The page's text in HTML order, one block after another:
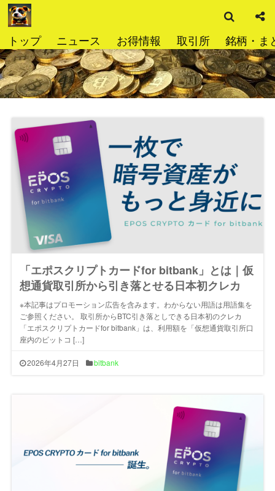
コ
ン
ン
ツ
へ
ス
トップ ニュース お得情報 取引所 銘柄・ま
索
「エポスクリプトカードfor bitbank」とは｜仮
想通貨取引所から引き落とせる日本初クレカ
※本記事はプロモーション広告を含みます。わからない用語は用語集を
ご参照ください。 取引所からBTC引き落としできる日本初のクレカ
「エポスクリプトカードfor bitbank」は、利用額を「仮想通貨取引所口
座内のビットコ […]
2026年4月27日 bitbank